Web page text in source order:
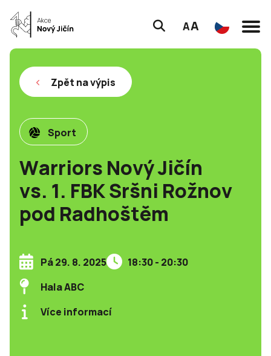
AA
Zpět na výpis
Sport
Warriors Nový Jičín
vs. 1. FBK Sršni Rožnov
pod Radhoštěm
Pá 29. 8. 2025
18:30 - 20:30
Hala ABC
Více informací